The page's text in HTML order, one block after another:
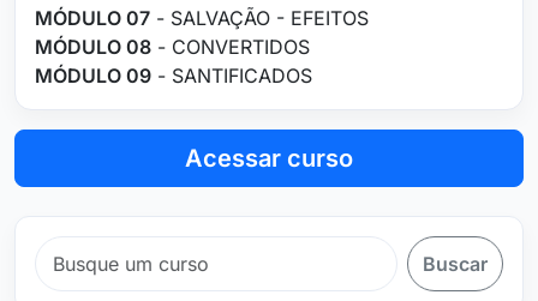
MÓDULO 07 - SALVAÇÃO - EFEITOS
MÓDULO 08 - CONVERTIDOS
MÓDULO 09 - SANTIFICADOS
Acessar curso
Buscar